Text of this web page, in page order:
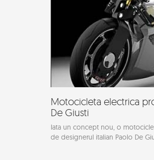
Motocicleta electrica
De Giusti
Iata un concept nou, o
de designerul italian Paolo De